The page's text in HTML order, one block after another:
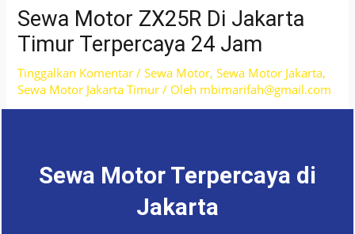
Sewa Motor ZX25R Di Jakarta
Timur Terpercaya 24 Jam
Tinggalkan Komentar /Sewa Motor,Sewa Motor Jakarta,
Sewa Motor Jakarta Timur / Oleh mbimarifah@gmail.com
Sewa Motor Terpercaya di
Jakarta